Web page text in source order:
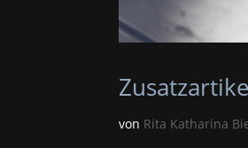
von Rita Katharina